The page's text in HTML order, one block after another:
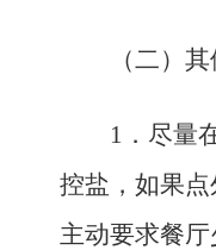
（二）
1． 尽量
控盐，如果
主动要求餐厅